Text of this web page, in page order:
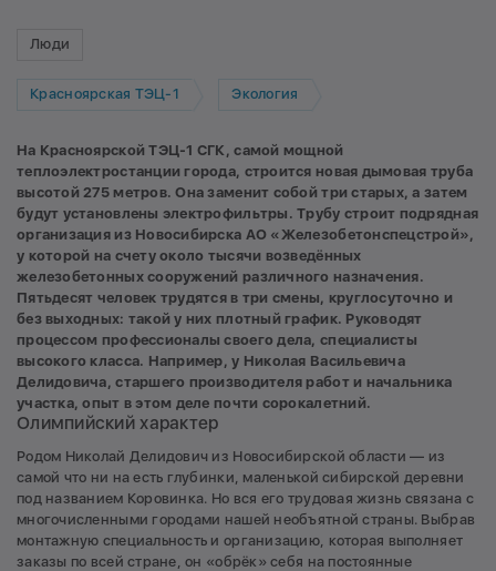
Люди
Красноярская ТЭЦ-1 Экология
На Красноярской ТЭЦ-1 СГК, самой мощной
теплоэлектростанции города, строится новая дымовая труба
высотой 275 метров. Она заменит собой три старых, а затем
будут установлены электрофильтры. Трубу строит подрядная
организация из Новосибирска АО «Железобетонспецстрой»,
у которой на счету около тысячи возведённых
железобетонных сооружений различного назначения.
Пятьдесят человек трудятся в три смены, круглосуточно и
без выходных: такой у них плотный график. Руководят
процессом профессионалы своего дела, специалисты
высокого класса. Например, у Николая Васильевича
Делидовича, старшего производителя работ и начальника
участка, опыт в этом деле почти сорокалетний.
Олимпийский характер
Родом Николай Делидович из Новосибирской области — из
самой что ни на есть глубинки, маленькой сибирской деревни
под названием Коровинка. Но вся его трудовая жизнь связана с
многочисленными городами нашей необъятной страны. Выбрав
монтажную специальность и организацию, которая выполняет
заказы по всей стране, он «обрёк» себя на постоянные